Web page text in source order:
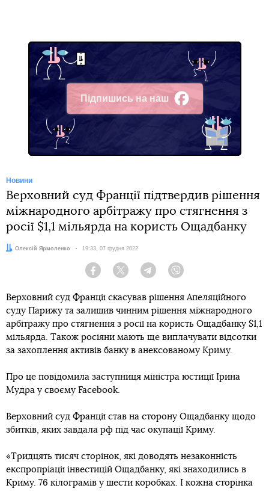
Підпишись на наш
Facebook
Новини
Верховний суд Франції підтвердив рішення
міжнародного арбітражу про стягнення з
росії $1,1 мільярда на користь Ощадбанку
Автор:
Олексій Ярмоленко Дата:
19:33, 07 грудня 2022
Facebook Twitter Telegram
Верховний суд Франції скасував рішення Апеляційного
суду Парижу та залишив чинним рішення міжнародного
арбітражу про стягнення з росії на користь Ощадбанку $1,1
мільярда. Також росіяни мають ще виплачувати відсотки
за захоплення активів банку в анексованому Криму.
Про це повідомила заступниця міністра юстиції Ірина
Мудра у своєму Facebook.
Верховний суд Франції став на сторону Ощадбанку щодо
збитків, яких завдала рф під час окупації Криму.
«Тридцять тисяч сторінок, які доводять незаконність
експропріації інвестицій Ощадбанку, які знаходились в
Криму. 76 кілограмів у шести коробках. І кожна сторінка